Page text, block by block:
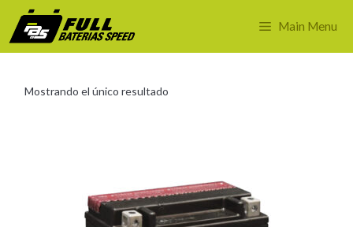
Saltar
contenido
Main Menu
Mostrando el único resultado